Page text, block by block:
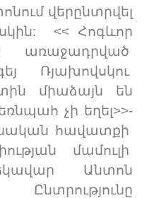
վերընտրվել
<< Հոգևոր
առաջադրված
Ռյախովսկու
միաձայն են
չի եղել>>-
հավատքի
մամուլի
Անտոն